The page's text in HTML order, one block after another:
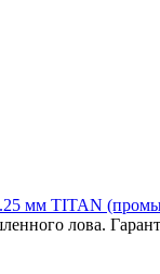
мм TITAN
лова.